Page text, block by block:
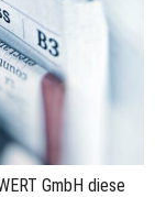
GmbH diese